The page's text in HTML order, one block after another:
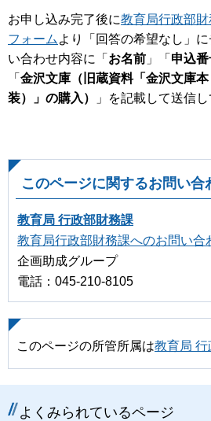
お申し込み完了後に教育局行政部
フォームより「回答の希望なし」
い合わせ内容に「 お名前 」「 申込
「 金沢文庫（旧蔵資料「金沢文
装）」の購入）
」を記載して送信し
このページに関するお問い合
教育局 行政部財務課
教育局行政部財務課へのお問い合
企画助成グループ
電話：045-210-8105
このページの所管所属は教育局 行
よくみられているページ